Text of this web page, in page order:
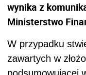
wynika z
Ministerstwo
W przypadku
zawartych w